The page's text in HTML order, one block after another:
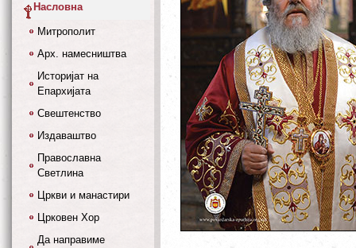
Насловна
Митрополит
Арх. намесништва
Историјат на
Епархијата
Свештенство
Издаваштво
Православна
Светлина
Цркви и манастири
Црковен Хор
Да направиме